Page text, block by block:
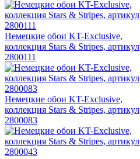
Немецкие обои KT-Exclusive,
коллекция Stars & Stripes, артикул
2800111
Немецкие обои KT-Exclusive,
коллекция Stars & Stripes, артикул
2800083